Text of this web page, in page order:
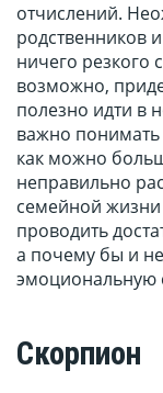
отчислений.
родственников
ничего
возможно,
полезно идти в
важно понимать
как можно
неправильно
семейной жизни
проводить
а почему бы и
эмоциональную
Скорпион